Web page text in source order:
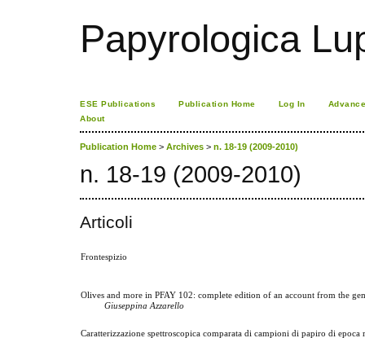
Papyrologica
ESE Publications Publication Home Log In
About
Publication Home > Archives > n. 18-19 (2009-2010)
n. 18-19 (2009-2010)
Articoli
Frontespizio
Olives and more in PFAY 102: complete edition of an account from the
Giuseppina Azzarello
Caratterizzazione spettroscopica comparata di campioni di papiro di epoca